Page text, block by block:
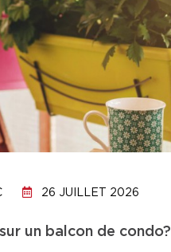
26 JUILLET 2026
un balcon de condo?